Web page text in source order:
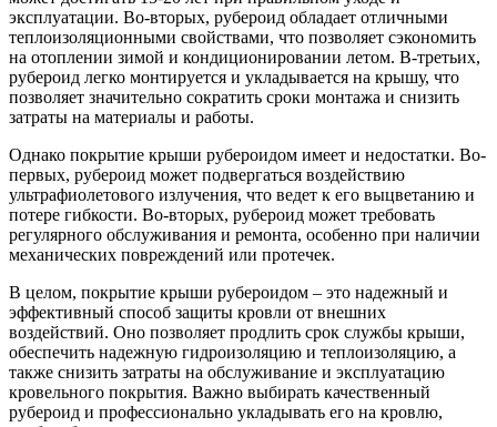
эксплуатации. Во-вторых, рубероид обладает отличными
теплоизоляционными свойствами, что позволяет сэкономить
на отоплении зимой и кондиционировании летом. В-третьих,
рубероид легко монтируется и укладывается на крышу, что
позволяет значительно сократить сроки монтажа и снизить
затраты на материалы и работы.
Однако покрытие крыши рубероидом имеет и недостатки. Во-
первых, рубероид может подвергаться воздействию
ультрафиолетового излучения, что ведет к его выцветанию и
потере гибкости. Во-вторых, рубероид может требовать
регулярного обслуживания и ремонта, особенно при наличии
механических повреждений или протечек.
В целом, покрытие крыши рубероидом – это надежный и
эффективный способ защиты кровли от внешних
воздействий. Оно позволяет продлить срок службы крыши,
обеспечить надежную гидроизоляцию и теплоизоляцию, а
также снизить затраты на обслуживание и эксплуатацию
кровельного покрытия. Важно выбирать качественный
рубероид и профессионально укладывать его на кровлю,